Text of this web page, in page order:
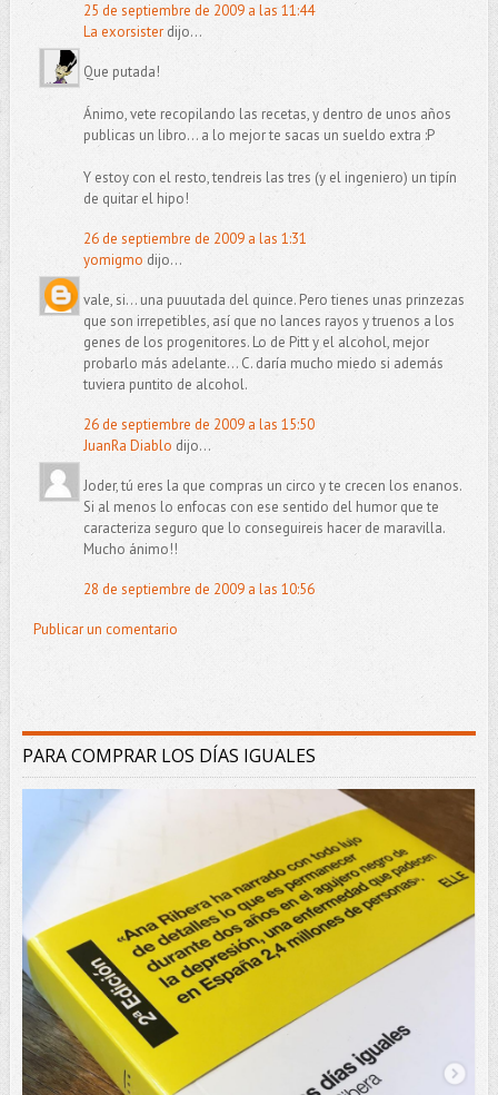
25 de septiembre de 2009 a las 11:44
La exorsisterdijo...
Que putada!
Ánimo, vete recopilando las recetas, y dentro de unos años
publicas un libro... a lo mejor te sacas un sueldo extra :P
Y estoy con el resto, tendreis las tres (y el ingeniero) un tipín
de quitar el hipo!
26 de septiembre de 2009 a las 1:31
yomigmo dijo...
vale, si... una puuutada del quince. Pero tienes unas prinzezas
que son irrepetibles, así que no lances rayos y truenos a los
genes de los progenitores. Lo de Pitt y el alcohol, mejor
probarlo más adelante... C. daría mucho miedo si además
tuviera puntito de alcohol.
26 de septiembre de 2009 a las 15:50
JuanRa Diablo dijo...
Joder, tú eres la que compras un circo y te crecen los enanos.
Si al menos lo enfocas con ese sentido del humor que te
caracteriza seguro que lo conseguireis hacer de maravilla.
Mucho ánimo!!
28 de septiembre de 2009 a las 10:56
Publicar un comentario
PARA COMPRAR LOS DÍAS IGUALES